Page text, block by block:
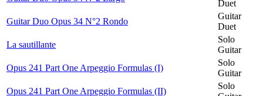
Duet
Guitar Duo Opus 34 N°2 Rondo
Guitar
Duet
La sautillante
Solo
Guitar
Opus 241 Part One Arpeggio Formulas (I)
Solo
Guitar
Opus 241 Part One Arpeggio Formulas (II)
Solo